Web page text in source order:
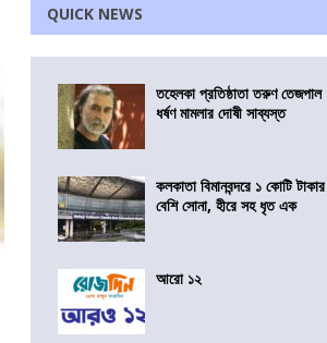
QUICK NEWS
তহেলকা প্রতিষ্ঠাতা তরুণ তেজপাল
ধর্ষণ মামলার দোষী সাব্যস্ত
কলকাতা বিমানবন্দরে ১ কোটি টাকার
বেশি সোনা, হীরে সহ ধৃত এক
আরো ১২